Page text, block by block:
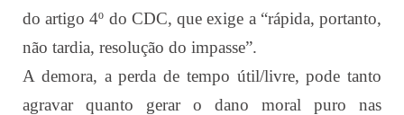
do artigo 4º do CDC, que exige a “rápida, portanto,
não tardia, resolução do impasse”.
A demora, a perda de tempo útil/livre, pode tanto
agravar quanto gerar o dano moral puro nas